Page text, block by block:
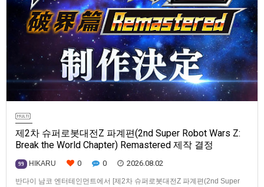
제2차 슈퍼로봇대전Z 파계편(2nd Super Robot Wars Z:
Break the World Chapter) Remastered 제작 결정
99 HIKARU 0 0 2026.08.02
반다이 남코 엔터테인먼트에서 [제2차 슈퍼로봇대전Z 파계편(2nd Super